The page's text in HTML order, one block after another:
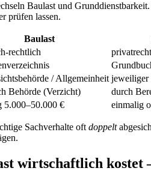
Baulast und
prüfen lassen.
Baulast
rechtlich
/ Allgemeinheit jeweiliger
Behörde (Verzicht)
durch
5.000–50.000 € einmalig
Sachverhalte oft doppelt
wirtschaftlich